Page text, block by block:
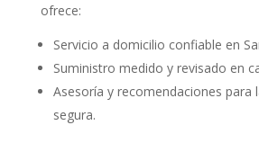
ofrece:
Servicio a domicilio confiable en
Suministro medido y revisado en
Asesoría y recomendaciones para
segura.